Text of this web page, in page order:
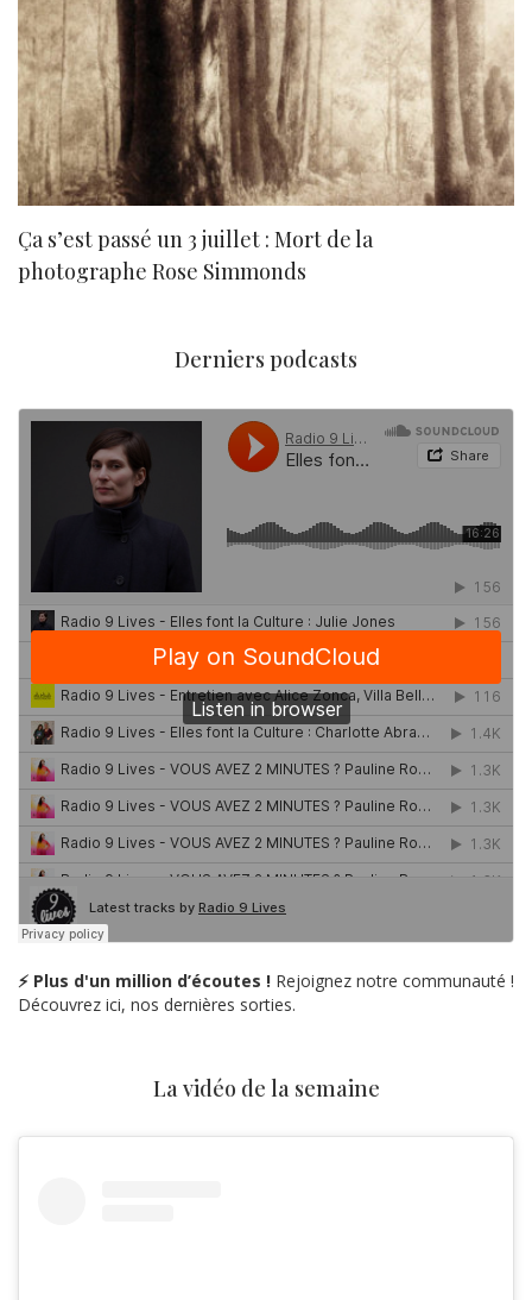
Ça s’est passé un 3 juillet : Mort de la
photographe Rose Simmonds
Derniers podcasts
⚡ Plus d'un million d’écoutes ! Rejoignez notre communauté !
Découvrez ici, nos dernières sorties.
La vidéo de la semaine